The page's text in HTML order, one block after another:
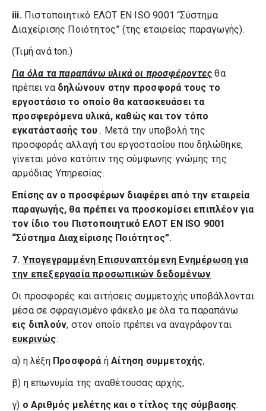
iii. Πιστοποιητικό ΕΛΟΤ ΕΝ ISO 9001 “Σύστημα
Διαχείρισης Ποιότητος” (της εταιρείας παραγωγής).
(Τιμή ανά ton.)
Για όλα τα παραπάνω υλικά οι προσφέροντες θα
πρέπει να δηλώνουν στην προσφορά τους το
εργοστάσιο το οποίο θα κατασκευάσει τα
προσφερόμενα υλικά, καθώς και τον τόπο
εγκατάστασής του. Μετά την υποβολή της
προσφοράς αλλαγή του εργοστασίου που δηλώθηκε,
γίνεται μόνο κατόπιν της σύμφωνης γνώμης της
αρμόδιας Υπηρεσίας.
Επίσης αν ο προσφέρων διαφέρει από την εταιρεία
παραγωγής, θα πρέπει να προσκομίσει επιπλέον για
τον ίδιο του Πιστοποιητικό ΕΛΟΤ ΕΝ ISO 9001
“Σύστημα Διαχείρισης Ποιότητος”.
7. Υπογεγραμμένη Επισυναπτόμενη Ενημέρωση για
την επεξεργασία προσωπικών δεδομένων
Οι προσφορές και αιτήσεις συμμετοχής υποβάλλονται
μέσα σε σφραγισμένο φάκελο με όλα τα παραπάνω
εις διπλούν, στον οποίο πρέπει να αναγράφονται
ευκρινώς:
α) η λέξη ΠροσφοράήΑίτηση συμμετοχής,
β) η επωνυμία της αναθέτουσας αρχής,
γ) ο Αριθμός μελέτης και ο τίτλος της σύμβασης.